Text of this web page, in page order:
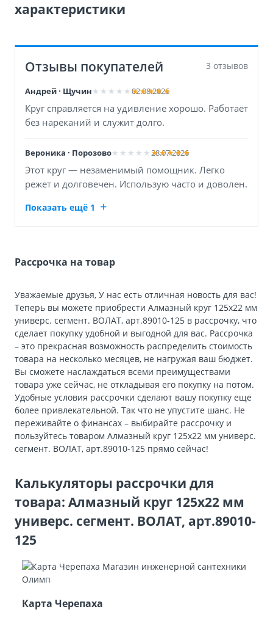
характеристики
Отзывы покупателей 3 отзывов
Андрей · Щучин 02.08.2026
Круг справляется на удивление хорошо. Работает
без нареканий и служит долго.
Вероника · Порозово 28.07.2026
Этот круг — незаменимый помощник. Легко
режет и долговечен. Использую часто и доволен.
Показать ещё 1
Рассрочка на товар
Уважаемые друзья, У нас есть отличная новость для вас!
Теперь вы можете приобрести Алмазный круг 125х22 мм
универс. сегмент. ВОЛАТ, арт.89010-125 в рассрочку, что
сделает покупку удобной и выгодной для вас. Рассрочка
– это прекрасная возможность распределить стоимость
товара на несколько месяцев, не нагружая ваш бюджет.
Вы сможете наслаждаться всеми преимуществами
товара уже сейчас, не откладывая его покупку на потом.
Удобные условия рассрочки сделают вашу покупку еще
более привлекательной. Так что не упустите шанс. Не
переживайте о финансах – выбирайте рассрочку и
пользуйтесь товаром Алмазный круг 125х22 мм универс.
сегмент. ВОЛАТ, арт.89010-125 прямо сейчас!
Калькуляторы рассрочки для
товара: Алмазный круг 125х22 мм
универс. сегмент. ВОЛАТ, арт.89010-
125
Карта Черепаха